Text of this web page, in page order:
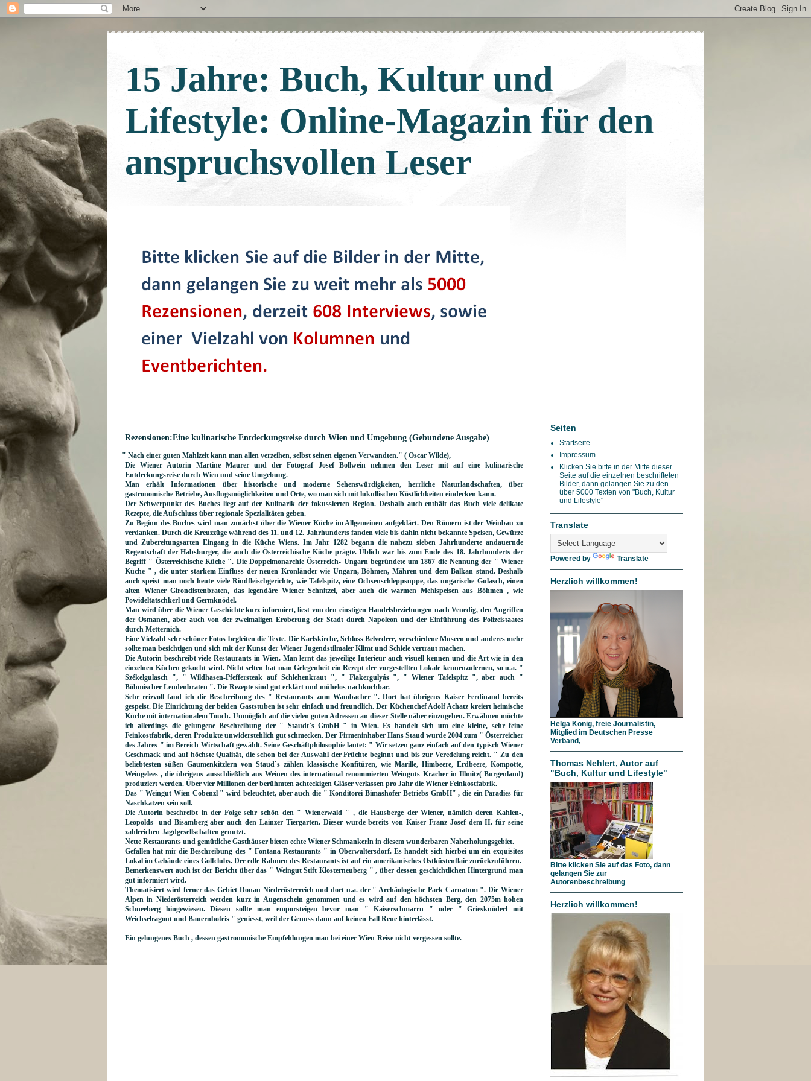
15 Jahre: Buch, Kultur und
Lifestyle: Online-Magazin für den
anspruchsvollen Leser
Rezensionen:Eine kulinarische Entdeckungsreise durch Wien und Umgebung (Gebundene Ausgabe)
" Nach einer guten Mahlzeit kann man allen verzeihen, selbst seinen eigenen Verwandten." ( Oscar Wilde),
Die Wiener Autorin Martine Maurer und der Fotograf Josef Bollwein nehmen den Leser mit auf eine kulinarische
Entdeckungsreise durch Wien und seine Umgebung.
Man erhält Informationen über historische und moderne Sehenswürdigkeiten, herrliche Naturlandschaften, über
gastronomische Betriebe, Ausflugsmöglichkeiten und Orte, wo man sich mit lukullischen Köstlichkeiten eindecken kann.
Der Schwerpunkt des Buches liegt auf der Kulinarik der fokussierten Region. Deshalb auch enthält das Buch viele delikate
Rezepte, die Aufschluss über regionale Spezialitäten geben.
Zu Beginn des Buches wird man zunächst über die Wiener Küche im Allgemeinen aufgeklärt. Den Römern ist der Weinbau zu
verdanken. Durch die Kreuzzüge während des 11. und 12. Jahrhunderts fanden viele bis dahin nicht bekannte Speisen, Gewürze
und Zubereitungsarten Eingang in die Küche Wiens. Im Jahr 1282 begann die nahezu sieben Jahrhunderte andauernde
Regentschaft der Habsburger, die auch die Österreichische Küche prägte. Üblich war bis zum Ende des 18. Jahrhunderts der
Begriff " Österreichische Küche ". Die Doppelmonarchie Österreich- Ungarn begründete um 1867 die Nennung der " Wiener
Küche " , die unter starkem Einfluss der neuen Kronländer wie Ungarn, Böhmen, Mähren und dem Balkan stand. Deshalb
auch speist man noch heute viele Rindfleischgerichte, wie Tafelspitz, eine Ochsenschleppsuppe, das ungarische Gulasch, einen
alten Wiener Girondistenbraten, das legendäre Wiener Schnitzel, aber auch die warmen Mehlspeisen aus Böhmen , wie
Powideltatschkerl und Germknödel.
Man wird über die Wiener Geschichte kurz informiert, liest von den einstigen Handelsbeziehungen nach Venedig, den Angriffen
der Osmanen, aber auch von der zweimaligen Eroberung der Stadt durch Napoleon und der Einführung des Polizeistaates
durch Metternich.
Eine Vielzahl sehr schöner Fotos begleiten die Texte. Die Karlskirche, Schloss Belvedere, verschiedene Museen und anderes mehr
sollte man besichtigen und sich mit der Kunst der Wiener Jugendstilmaler Klimt und Schiele vertraut machen.
Die Autorin beschreibt viele Restaurants in Wien. Man lernt das jeweilige Interieur auch visuell kennen und die Art wie in den
einzelnen Küchen gekocht wird. Nicht selten hat man Gelegenheit ein Rezept der vorgestellten Lokale kennenzulernen, so u.a. "
Székelgulasch ", " Wildhasen-Pfeffersteak auf Schlehenkraut ", " Fiakergulyás ", " Wiener Tafelspitz ", aber auch "
Böhmischer Lendenbraten ". Die Rezepte sind gut erklärt und mühelos nachkochbar.
Sehr reizvoll fand ich die Beschreibung des " Restaurants zum Wambacher ". Dort hat übrigens Kaiser Ferdinand bereits
gespeist. Die Einrichtung der beiden Gaststuben ist sehr einfach und freundlich. Der Küchenchef Adolf Achatz kreiert heimische
Küche mit internationalem Touch. Unmöglich auf die vielen guten Adressen an dieser Stelle näher einzugehen. Erwähnen möchte
ich allerdings die gelungene Beschreibung der " Staudt`s GmbH " in Wien. Es handelt sich um eine kleine, sehr feine
Feinkostfabrik, deren Produkte unwiderstehlich gut schmecken. Der Firmeninhaber Hans Staud wurde 2004 zum " Österreicher
des Jahres " im Bereich Wirtschaft gewählt. Seine Geschäftphilosophie lautet: " Wir setzen ganz einfach auf den typisch Wiener
Geschmack und auf höchste Qualität, die schon bei der Auswahl der Früchte beginnt und bis zur Veredelung reicht. " Zu den
beliebtesten süßen Gaumenkitzlern von Staud`s zählen klassische Konfitüren, wie Marille, Himbeere, Erdbeere, Kompotte,
Weingelees , die übrigens ausschließlich aus Weinen des international renommierten Weinguts Kracher in Illmitz( Burgenland)
produziert werden. Über vier Millionen der berühmten achteckigen Gläser verlassen pro Jahr die Wiener Feinkostfabrik.
Das " Weingut Wien Cobenzl " wird beleuchtet, aber auch die " Konditorei Bimashofer Betriebs GmbH" , die ein Paradies für
Naschkatzen sein soll.
Die Autorin beschreibt in der Folge sehr schön den " Wienerwald " , die Hausberge der Wiener, nämlich deren Kahlen-,
Leopolds- und Bisamberg aber auch den Lainzer Tiergarten. Dieser wurde bereits von Kaiser Franz Josef dem II. für seine
zahlreichen Jagdgesellschaften genutzt.
Nette Restaurants und gemütliche Gasthäuser bieten echte Wiener Schmankerln in diesem wunderbaren Naherholungsgebiet.
Gefallen hat mir die Beschreibung des " Fontana Restaurants " in Oberwaltersdorf. Es handelt sich hierbei um ein exquisites
Lokal im Gebäude eines Golfclubs. Der edle Rahmen des Restaurants ist auf ein amerikanisches Ostküstenflair zurückzuführen.
Bemerkenswert auch ist der Bericht über das " Weingut Stift Klosterneuberg " , über dessen geschichtlichen Hintergrund man
gut informiert wird.
Thematisiert wird ferner das Gebiet Donau Niederösterreich und dort u.a. der " Archäologische Park Carnatum ". Die Wiener
Alpen in Niederösterreich werden kurz in Augenschein genommen und es wird auf den höchsten Berg, den 2075m hohen
Schneeberg hingewiesen. Diesen sollte man emporsteigen bevor man " Kaiserschmarrn " oder " Griesknöderl mit
Weichselragout und Bauernhofeis " geniesst, weil der Genuss dann auf keinen Fall Reue hinterlässt.
Ein gelungenes Buch , dessen gastronomische Empfehlungen man bei einer Wien-Reise nicht vergessen sollte.
Seiten
Startseite
Impressum
Klicken Sie bitte in der Mitte dieser
Seite auf die einzelnen beschrifteten
Bilder, dann gelangen Sie zu den
über 5000 Texten von "Buch, Kultur
und Lifestyle"
Translate
Powered by Translate
Herzlich willkommen!
Helga König, freie Journalistin,
Mitglied im Deutschen Presse
Verband,
Thomas Nehlert, Autor auf
"Buch, Kultur und Lifestyle"
Bitte klicken Sie auf das Foto, dann
gelangen Sie zur
Autorenbeschreibung
Herzlich willkommen!